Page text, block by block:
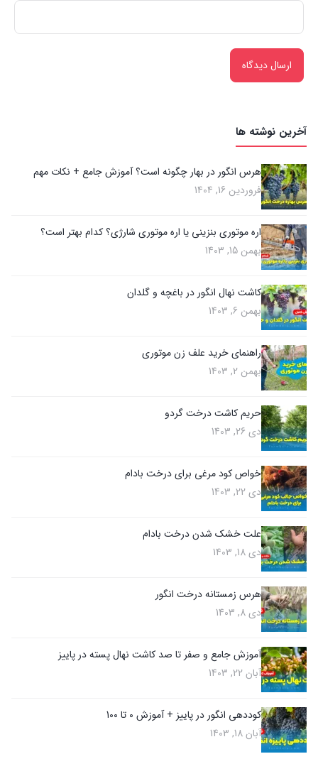
آخرین نوشته ها
هرس انگور در بهار چگونه است؟ آموزش جامع + نکات مهم
فروردین 16, 1404
اره موتوری بنزینی یا اره موتوری شارژی؟ کدام بهتر است؟
بهمن 15, 1403
کاشت نهال انگور در باغچه و گلدان
بهمن 6, 1403
راهنمای خرید علف زن موتوری
بهمن 2, 1403
حریم کاشت درخت گردو
دی 26, 1403
خواص کود مرغی برای درخت بادام
دی 22, 1403
علت خشک شدن درخت بادام
دی 18, 1403
هرس زمستانه درخت انگور
دی 8, 1403
آموزش جامع و صفر تا صد کاشت نهال پسته در پاییز
آبان 22, 1403
کوددهی انگور در پاییز + آموزش 0 تا 100
آبان 18, 1403